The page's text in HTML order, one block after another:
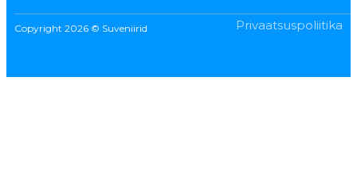
Copyright 2026 © Suveniirid Privaatsuspoliitika